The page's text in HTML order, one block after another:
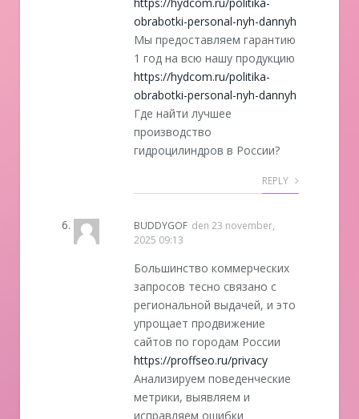
obrabotki-personal-nyh-dannyh
Мы предоставляем гарантию
1 год на всю нашу продукцию
https://hydcom.ru/politika-
obrabotki-personal-nyh-dannyh
Где найти лучшее
производство
гидроцилиндров в России?
REPLY
BUDDYGOF den 23 november,
2025 09:13
Большинство коммерческих
запросов тесно связано с
региональной выдачей, и это
упрощает продвижение
сайтов по городам России
https://proffseo.ru/privacy
Анализируем поведенческие
метрики, выявляем и
исправляем ошибки